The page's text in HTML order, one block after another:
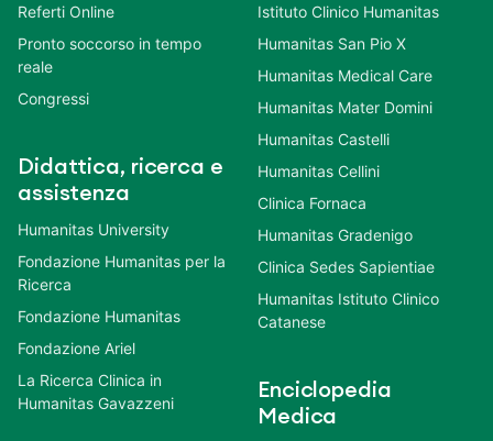
Referti Online
Pronto soccorso in tempo
reale
Congressi
Didattica, ricerca e
assistenza
Humanitas University
Fondazione Humanitas per la
Ricerca
Fondazione Humanitas
Fondazione Ariel
La Ricerca Clinica in
Humanitas Gavazzeni
Istituto Clinico Humanitas
Humanitas San Pio X
Humanitas Medical Care
Humanitas Mater Domini
Humanitas Castelli
Humanitas Cellini
Clinica Fornaca
Humanitas Gradenigo
Clinica Sedes Sapientiae
Humanitas Istituto Clinico
Catanese
Enciclopedia
Medica